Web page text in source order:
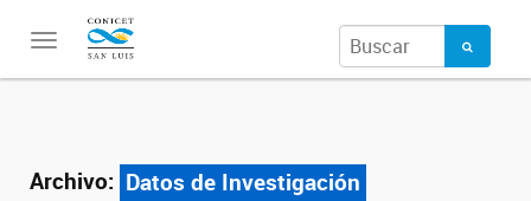
Toggle
Archivo: Datos de Investigación